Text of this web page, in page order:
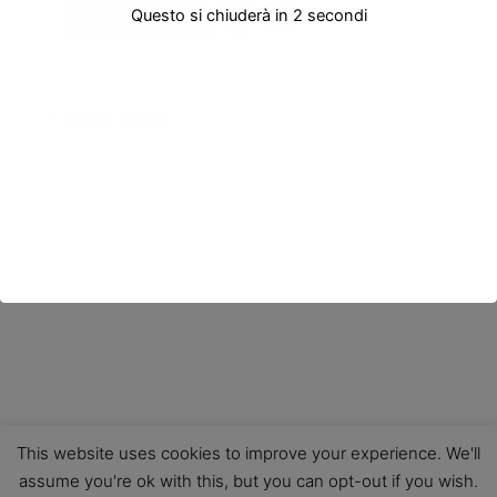
This website uses cookies to improve your experience. We'll
assume you're ok with this, but you can opt-out if you wish.
Questo si chiuderà in 2 secondi